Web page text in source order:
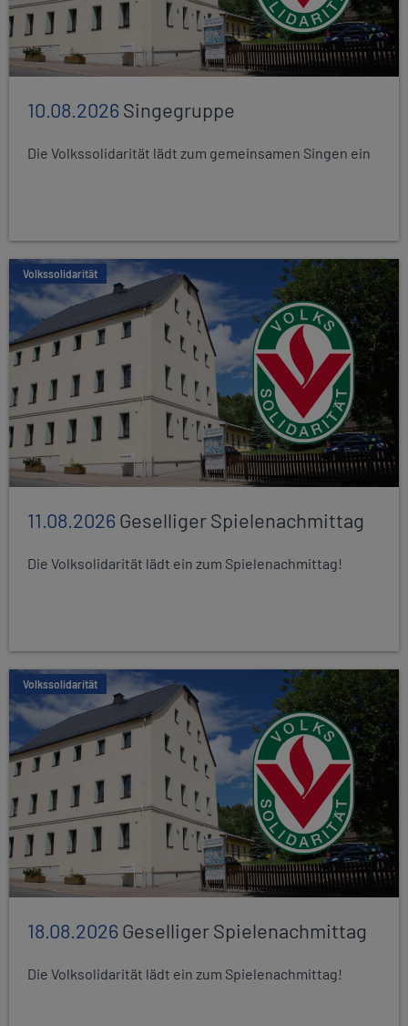
10.08.2026Singegruppe
Die Volkssolidarität lädt zum gemeinsamen Singen ein
Volkssolidarität
11.08.2026Geselliger Spielenachmittag
Die Volksolidarität lädt ein zum Spielenachmittag!
Volkssolidarität
18.08.2026Geselliger Spielenachmittag
Die Volksolidarität lädt ein zum Spielenachmittag!